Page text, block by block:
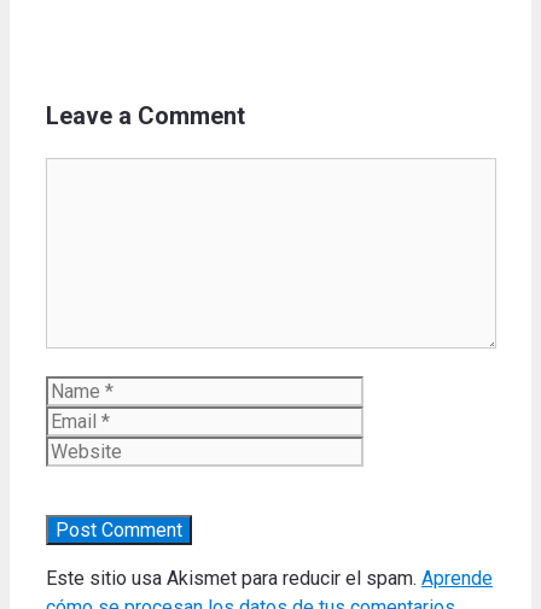
Leave a Comment
Name
Este sitio usa Akismet para reducir el spam. Aprende